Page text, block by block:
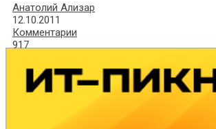
Анатолий Ализар
12.10.2011
Комментарии
917